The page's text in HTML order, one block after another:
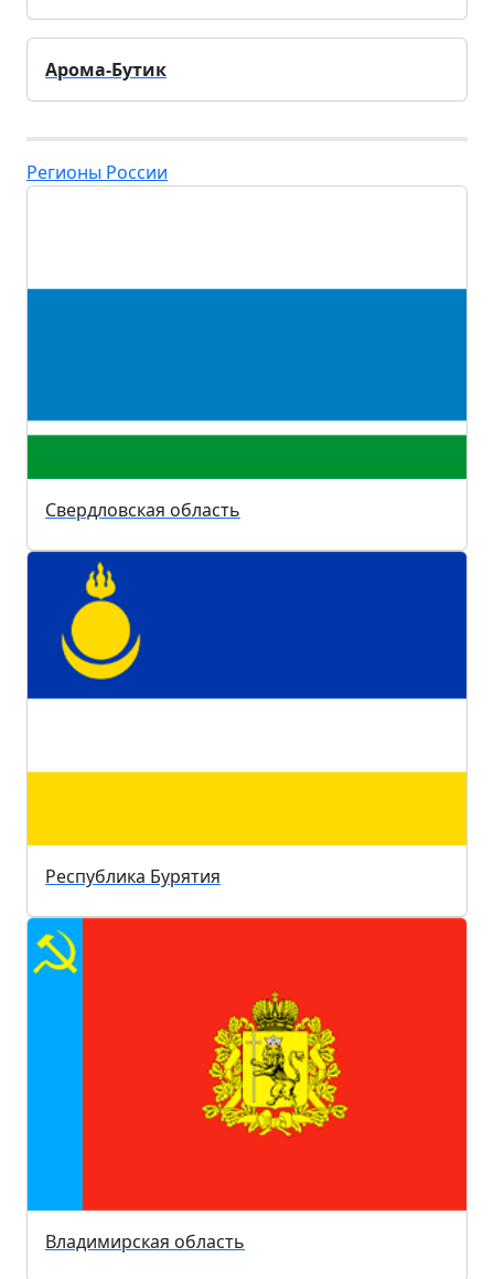
Арома-Бутик
Регионы России
Свердловская область
Республика Бурятия
Владимирская область